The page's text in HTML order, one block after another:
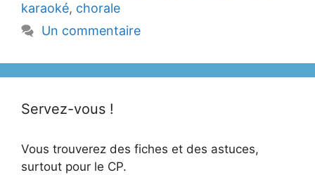
karaoké, chorale
Un commentaire
Servez-vous !
Vous trouverez des fiches et des astuces,
surtout pour le CP.